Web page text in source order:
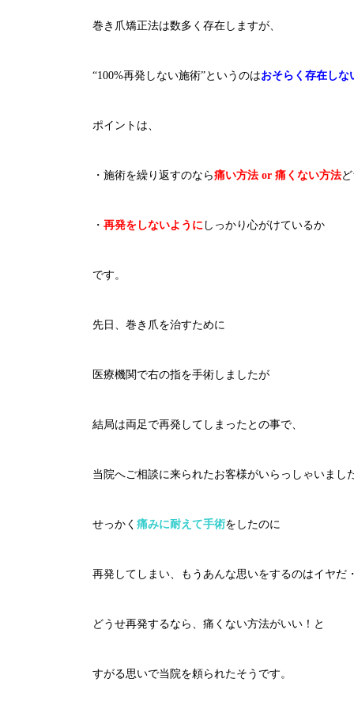
巻き爪矯正法は数多く存在しますが、
“100%再発しない施術”というのはおそらく存在しな
ポイントは、
・施術を繰り返すのなら痛い方法 or 痛くない方法
・ 再発をしないように しっかり心がけているか
です。
先日、巻き爪を治すために
医療機関で右の指を手術しましたが
結局は両足で再発してしまったとの事で、
当院へご相談に来られたお客様がいらっしゃいまし
せっかく 痛みに耐えて手術をしたのに
再発してしまい、もうあんな思いをするのはイヤだ
どうせ再発するなら、痛くない方法がいい！と
すがる思いで当院を頼られたそうです。